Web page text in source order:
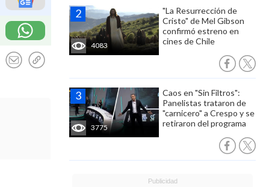
4083
"La Resurrección de
Cristo" de Mel Gibson
confirmó estreno en
cines de Chile
3775
Caos en "Sin Filtros":
Panelistas trataron de
"carnicero" a Crespo y se
retiraron del programa